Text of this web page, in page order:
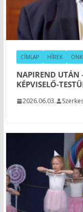
CÍMLAP HÍREK
NAPIREND UTÁN
KÉPVISELŐ-
2026.06.03.